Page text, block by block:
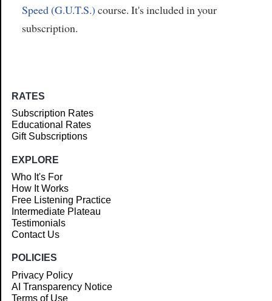
Speed (G.U.T.S.) course. It's included in your
subscription.
RATES
Subscription Rates
Educational Rates
Gift Subscriptions
EXPLORE
Who It's For
How It Works
Free Listening Practice
Intermediate Plateau
Testimonials
Contact Us
POLICIES
Privacy Policy
AI Transparency Notice
Terms of Use